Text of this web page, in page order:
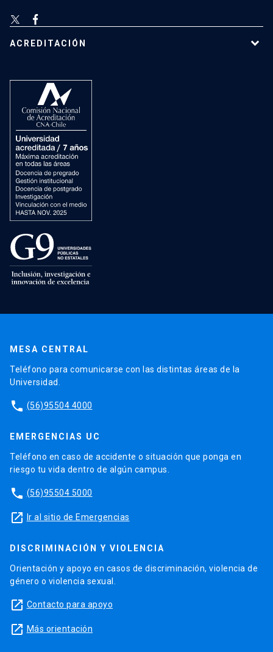
ACREDITACIÓN
MESA CENTRAL
Teléfono para comunicarse con las distintas áreas de la
Universidad.
phone (56)95504 4000
EMERGENCIAS UC
Teléfono en caso de accidente o situación que ponga en
riesgo tu vida dentro de algún campus.
phone (56)95504 5000
launch Ir al sitio de Emergencias
DISCRIMINACIÓN Y VIOLENCIA
Orientación y apoyo en casos de discriminación, violencia de
género o violencia sexual.
launch Contacto para apoyo
launch Más orientación